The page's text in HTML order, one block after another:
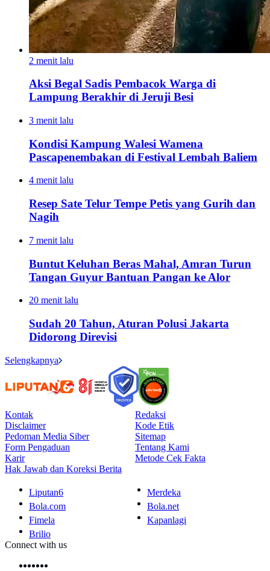
2 menit lalu
Aksi Begal Sadis Pembacok Warga di
Lampung Berakhir di Jeruji Besi
3 menit lalu
Kondisi Kampung Walesi Wamena
Pascapenembakan di Festival Lembah Baliem
4 menit lalu
Resep Sate Telur Tempe Petis yang Gurih dan
Nagih
7 menit lalu
Buntut Keluhan Beras Mahal, Amran Turun
Tangan Guyur Bantuan Pangan ke Alor
20 menit lalu
Sudah 20 Tahun, Aturan Polusi Jakarta
Didorong Direvisi
Selengkapnya
Kontak
Redaksi
Disclaimer
Kode Etik
Pedoman Media Siber
Sitemap
Form Pengaduan
Tentang Kami
Karir
Metode Cek Fakta
Hak Jawab dan Koreksi Berita
Liputan6
Merdeka
Bola.com
Bola.net
Fimela
Kapanlagi
Brilio
Connect with us